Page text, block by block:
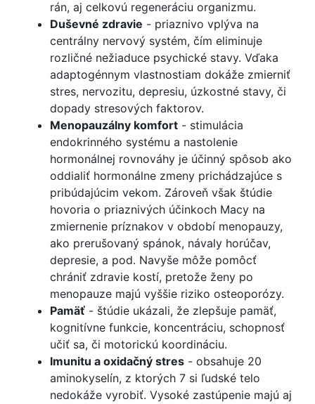
rán, aj celkovú regeneráciu organizmu.
Duševné zdravie - priaznivo vplýva na
centrálny nervový systém, čím eliminuje
rozličné nežiaduce psychické stavy. Vďaka
adaptogénnym vlastnostiam dokáže zmierniť
stres, nervozitu, depresiu, úzkostné stavy, či
dopady stresových faktorov.
Menopauzálny komfort - stimulácia
endokrinného systému a nastolenie
hormonálnej rovnováhy je účinný spôsob ako
oddialiť hormonálne zmeny prichádzajúce s
pribúdajúcim vekom. Zároveň však štúdie
hovoria o priaznivých účinkoch Macy na
zmiernenie príznakov v období menopauzy,
ako prerušovaný spánok, návaly horúčav,
depresie, a pod. Navyše môže pomôcť
chrániť zdravie kostí, pretože ženy po
menopauze majú vyššie riziko osteoporózy.
Pamäť - štúdie ukázali, že zlepšuje pamäť,
kognitívne funkcie, koncentráciu, schopnosť
učiť sa, či motorickú koordináciu.
Imunitu a oxidačný stres - obsahuje 20
aminokyselín, z ktorých 7 si ľudské telo
nedokáže vyrobiť. Vysoké zastúpenie majú aj